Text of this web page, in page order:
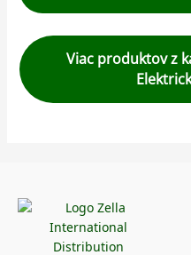
Viac produktov z